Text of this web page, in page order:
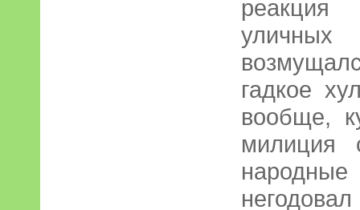
реакция
гадкое
вообще,
милиция
народные